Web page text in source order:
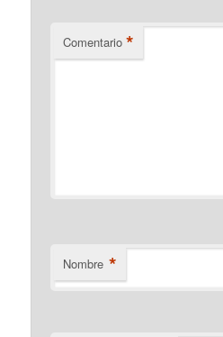
Comentario *
Nombre *